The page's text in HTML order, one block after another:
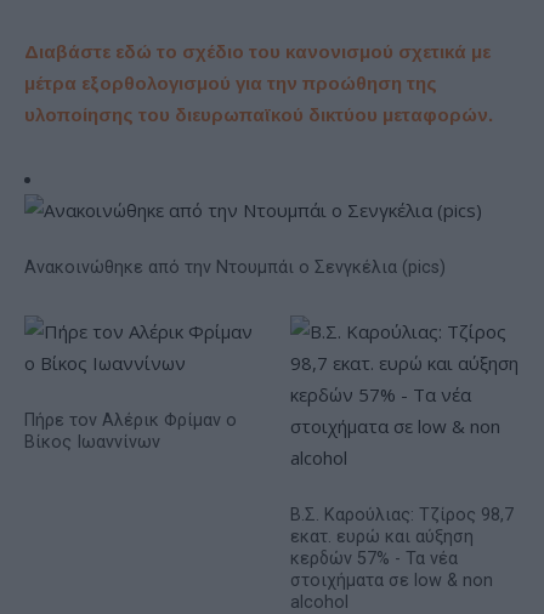
Διαβάστε εδώ το σχέδιο του κανονισμού σχετικά με
μέτρα εξορθολογισμού για την προώθηση της
υλοποίησης του διευρωπαϊκού δικτύου μεταφορών.
Ανακοινώθηκε από την Ντουμπάι ο Σενγκέλια (pics)
Πήρε τον Αλέρικ Φρίμαν ο
Βίκος Ιωαννίνων
Β.Σ. Καρούλιας: Τζίρος 98,7
εκατ. ευρώ και αύξηση
κερδών 57% - Τα νέα
στοιχήματα σε low & non
alcohol